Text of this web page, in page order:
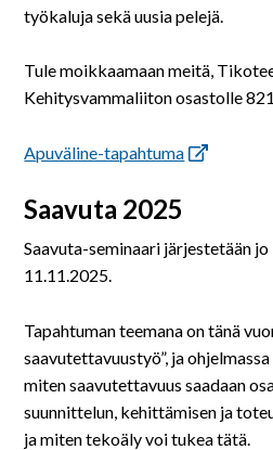
työkaluja sekä uusia pelejä.
Tule moikkaamaan meitä,
Kehitysvammaliiton osastolle
Apuväline-tapahtuma
Saavuta 2025
Saavuta-seminaari järjestetään
11.11.2025.
Tapahtuman teemana on tänä
saavutettavuustyö”, ja
miten saavutettavuus saadaan
suunnittelun, kehittämisen ja
ja miten tekoäly voi tukea tätä.